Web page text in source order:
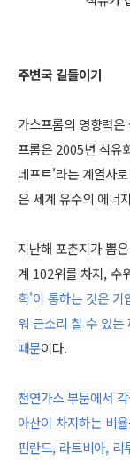
주변국 길들이기
가스프롬의 영향력
프롬은 2005년 석유
네프트'라는 계열사
은 세계 유수의 에너
지난해 포춘지가 뽑
계 102위를 차지, 수
학'이 통하는 것은 기
워 큰소리 칠 수 있는
때문이다.
천연가스 부문에서
아산이 차지하는 비율
핀란드, 라트비아,